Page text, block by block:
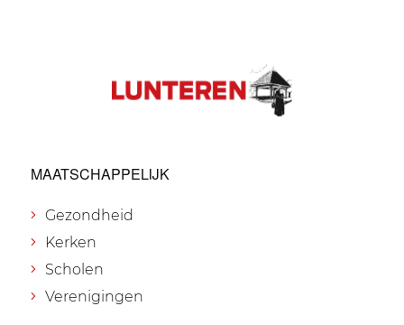
MAATSCHAPPELIJK
Gezondheid
Kerken
Scholen
Verenigingen